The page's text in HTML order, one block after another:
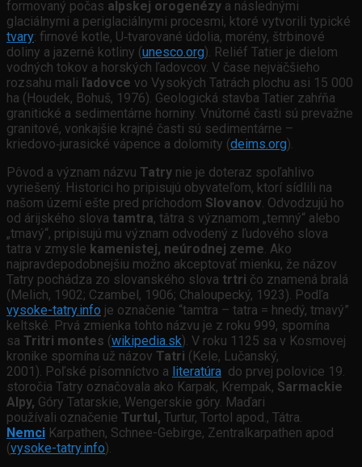
formovaný počas alpskej orogenézy a následnými
glaciálnymi a periglaciálnymi procesmi, ktoré vytvorili typické
tvary: firnové kotle, U‑tvarované údolia, morény, štrbinové
doliny a jazerné kotliny (unesco.org). Reliéf Tatier je dielom
vodných tokov a horských ľadovcov. V čase nejväčšieho
rozsahu mali ľadovce vo Vysokých Tatrách plochu asi 15 000
ha (Houdek, Bohuš, 1976). Geologická stavba Tatier zahŕňa
granitické a sedimentárne horniny. Vnútorné časti sú prevažne
granitové, vonkajšie krajné časti sú sedimentárne –
kriedovo‑jurasické vápence a dolomity (deims.org).
Pôvod a význam názvu Tatry nie je doteraz spoľahlivo
vyriešený. Historici ho pripisujú obyvateľom, ktorí sídlili na
našom území ešte pred príchodom Slovanov. Odvodzujú ho
od árijského slova tamtra, tâtra s významom „temný“ alebo
„tmavý“, pripisujú mu význam odvodený z ľudového slova
tatra v zmysle kamenistej, neúrodnej zeme. Ako
najpravdepodobnejšiu možno akceptovať mienku, že názov
Tatry pochádza zo slovanského slova trtri čo znamená bralá
(Melich, 1902; Czambel, 1906; Chaloupecký, 1923). Podľa
vysoke-tatry.info je označenie “tamtra – tatra = hnedý, tmavý”
keltské. Prvá zmienka tohto názvu je z roku 999, spomína
sa Tritri montes (wikipedia.sk). V roku 1125 sa v Kosmovej
kronike spomína už názov Tatri (Kele, Lučanský,
2001). Poľské písomníctvo a literatúra do prvej polovice 19.
storočia Tatry označovala ako Karpak, Krempak, Sarmackie
Alpy, Góry Tatarskie, Wengerskie góry. Maďari
používali označenie Turtul, Turtur, Tortol apod., Tátra.
Nemci Karpathen, Schnee-Gebirge, Zentralkarpathen apod
(vysoke-tatry.info).